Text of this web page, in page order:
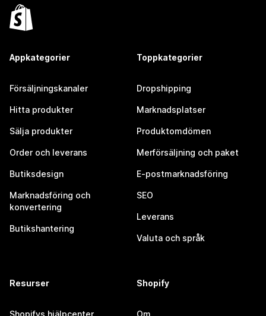
Appkategorier
Försäljningskanaler
Hitta produkter
Sälja produkter
Order och leverans
Butiksdesign
Marknadsföring och
konvertering
Butikshantering
Toppkategorier
Dropshipping
Marknadsplatser
Produktomdömen
Merförsäljning och paket
E-postmarknadsföring
SEO
Leverans
Valuta och språk
Resurser
Shopifys hjälpcenter
Shopify
Om